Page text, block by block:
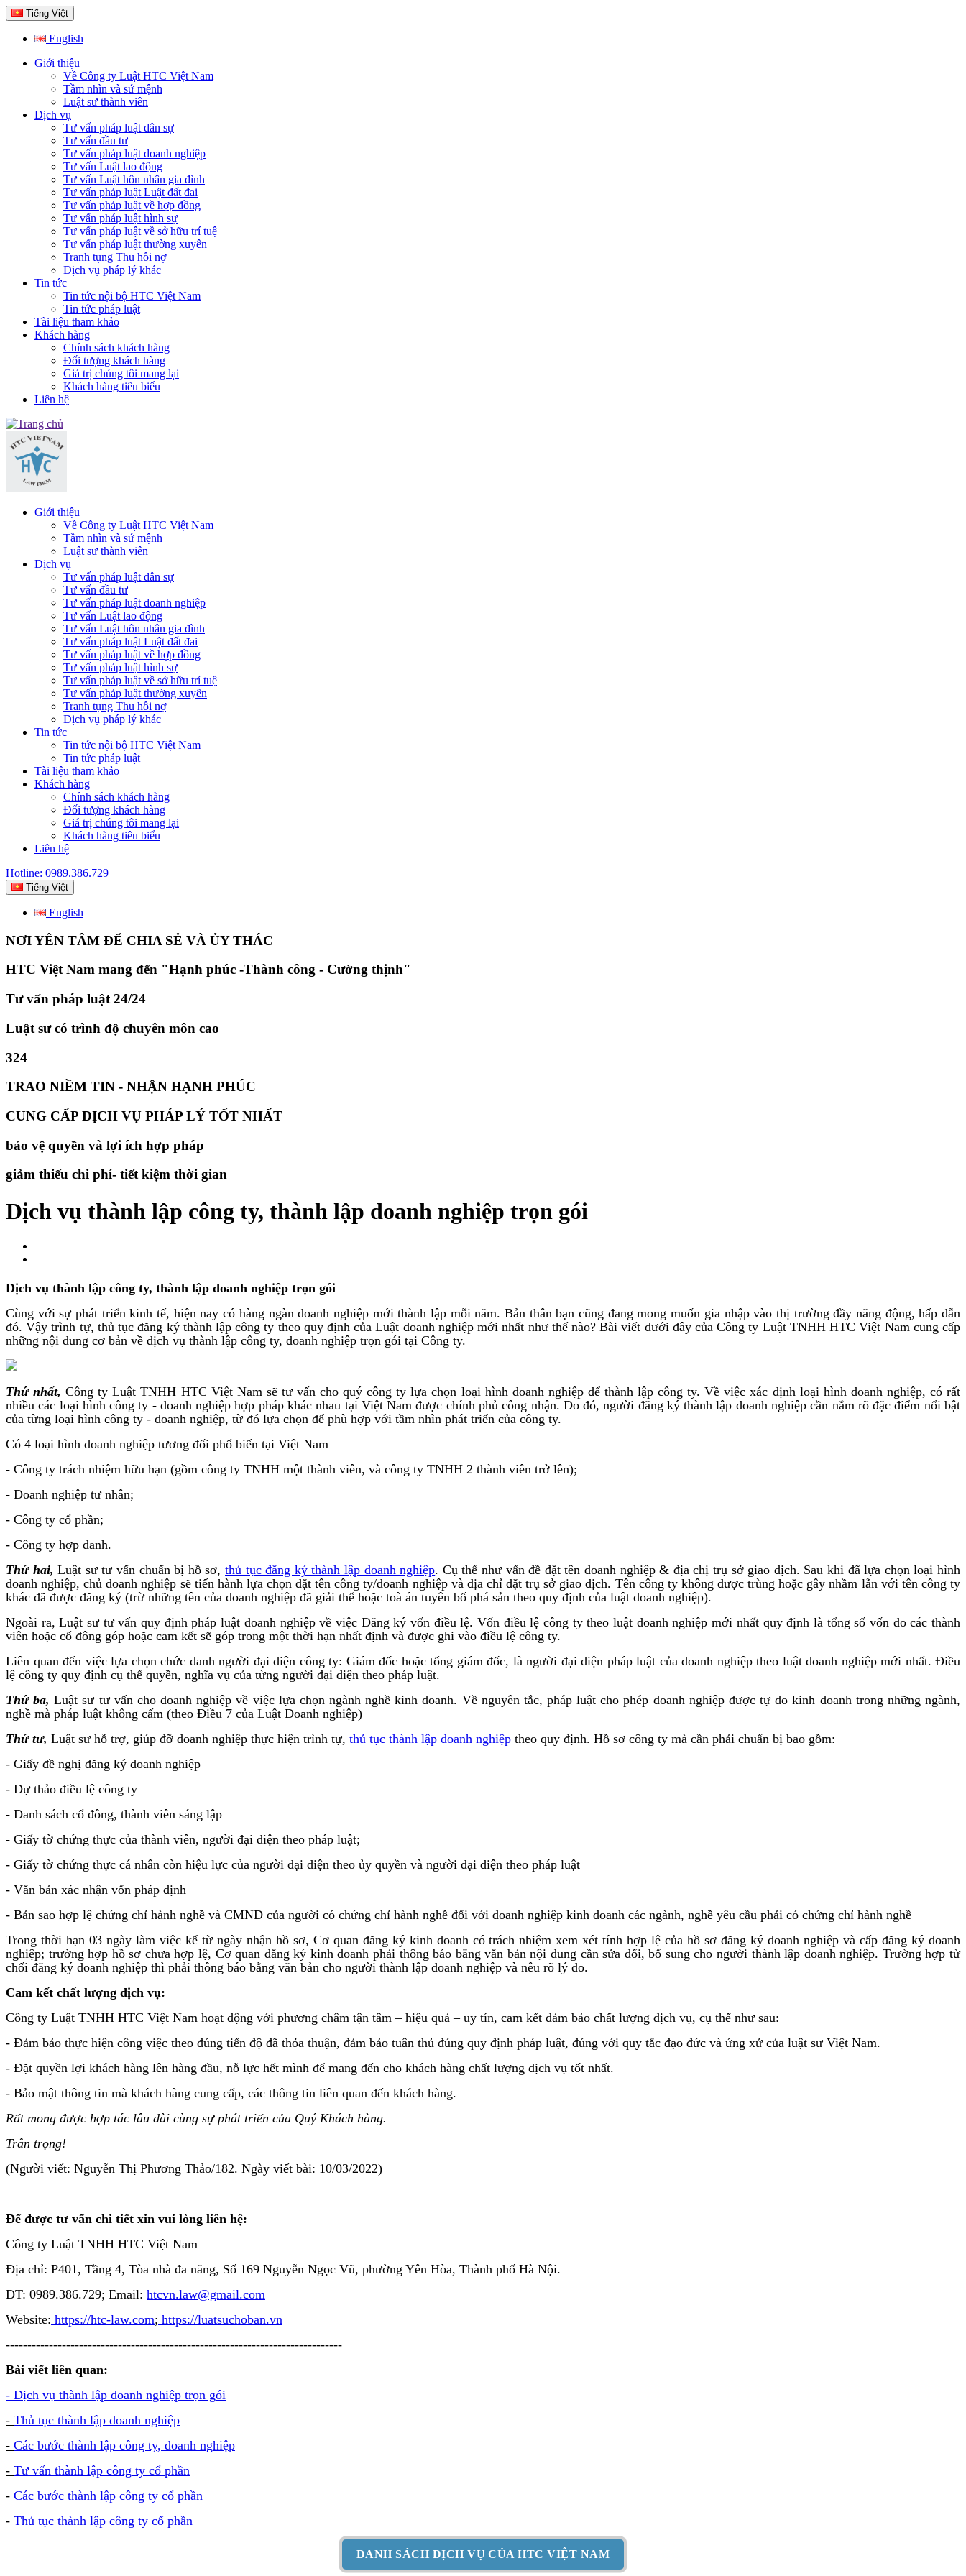
Tiếng Việt
English
Giới thiệu
Về Công ty Luật HTC Việt Nam
Tầm nhìn và sứ mệnh
Luật sư thành viên
Dịch vụ
Tư vấn pháp luật dân sự
Tư vấn đầu tư
Tư vấn pháp luật doanh nghiệp
Tư vấn Luật lao động
Tư vấn Luật hôn nhân gia đình
Tư vấn pháp luật Luật đất đai
Tư vấn pháp luật về hợp đồng
Tư vấn pháp luật hình sự
Tư vấn pháp luật về sở hữu trí tuệ
Tư vấn pháp luật thường xuyên
Tranh tụng Thu hồi nợ
Dịch vụ pháp lý khác
Tin tức
Tin tức nội bộ HTC Việt Nam
Tin tức pháp luật
Tài liệu tham khảo
Khách hàng
Chính sách khách hàng
Đối tượng khách hàng
Giá trị chúng tôi mang lại
Khách hàng tiêu biểu
Liên hệ
Giới thiệu
Về Công ty Luật HTC Việt Nam
Tầm nhìn và sứ mệnh
Luật sư thành viên
Dịch vụ
Tư vấn pháp luật dân sự
Tư vấn đầu tư
Tư vấn pháp luật doanh nghiệp
Tư vấn Luật lao động
Tư vấn Luật hôn nhân gia đình
Tư vấn pháp luật Luật đất đai
Tư vấn pháp luật về hợp đồng
Tư vấn pháp luật hình sự
Tư vấn pháp luật về sở hữu trí tuệ
Tư vấn pháp luật thường xuyên
Tranh tụng Thu hồi nợ
Dịch vụ pháp lý khác
Tin tức
Tin tức nội bộ HTC Việt Nam
Tin tức pháp luật
Tài liệu tham khảo
Khách hàng
Chính sách khách hàng
Đối tượng khách hàng
Giá trị chúng tôi mang lại
Khách hàng tiêu biểu
Liên hệ
Hotline: 0989.386.729
Tiếng Việt
English
NƠI YÊN TÂM ĐỂ CHIA SẺ VÀ ỦY THÁC
HTC Việt Nam mang đến "Hạnh phúc -Thành công - Cường thịnh"
Tư vấn pháp luật 24/24
Luật sư có trình độ chuyên môn cao
324
TRAO NIỀM TIN - NHẬN HẠNH PHÚC
CUNG CẤP DỊCH VỤ PHÁP LÝ TỐT NHẤT
bảo vệ quyền và lợi ích hợp pháp
giảm thiếu chi phí- tiết kiệm thời gian
Dịch vụ thành lập công ty, thành lập doanh nghiệp trọn gói
Dịch vụ thành lập công ty, thành lập doanh nghiệp trọn gói
Cùng với sự phát triển kinh tế, hiện nay có hàng ngàn doanh nghiệp mới thành lập mỗi năm. Bản thân bạn cũng đang mong muốn gia nhập vào thị trường đầy năng động, hấp dẫn
đó. Vậy trình tự, thủ tục đăng ký thành lập công ty theo quy định của Luật doanh nghiệp mới nhất như thế nào? Bài viết dưới đây của Công ty Luật TNHH HTC Việt Nam cung cấp
những nội dung cơ bản về dịch vụ thành lập công ty, doanh nghiệp trọn gói tại Công ty.
Thứ nhất, Công ty Luật TNHH HTC Việt Nam sẽ tư vấn cho quý công ty lựa chọn loại hình doanh nghiệp để thành lập công ty. Về việc xác định loại hình doanh nghiệp, có rất
nhiều các loại hình công ty - doanh nghiệp hợp pháp khác nhau tại Việt Nam được chính phủ công nhận. Do đó, người đăng ký thành lập doanh nghiệp cần nắm rõ đặc điểm nổi bật
của từng loại hình công ty - doanh nghiệp, từ đó lựa chọn để phù hợp với tầm nhìn phát triển của công ty.
Có 4 loại hình doanh nghiệp tương đối phổ biến tại Việt Nam
- Công ty trách nhiệm hữu hạn (gồm công ty TNHH một thành viên, và công ty TNHH 2 thành viên trở lên);
- Doanh nghiệp tư nhân;
- Công ty cổ phần;
- Công ty hợp danh.
Thứ hai, Luật sư tư vấn chuẩn bị hồ sơ,thủ tục đăng ký thành lập doanh nghiệp. Cụ thể như vấn đề đặt tên doanh nghiệp & địa chị trụ sở giao dịch. Sau khi đã lựa chọn loại hình
doanh nghiệp, chủ doanh nghiệp sẽ tiến hành lựa chọn đặt tên công ty/doanh nghiệp và địa chỉ đặt trụ sở giao dịch. Tên công ty không được trùng hoặc gây nhầm lẫn với tên công ty
khác đã được đăng ký (trừ những tên của doanh nghiệp đã giải thể hoặc toà án tuyên bố phá sản theo quy định của luật doanh nghiệp).
Ngoài ra, Luật sư tư vấn quy định pháp luật doanh nghiệp về việc Đăng ký vốn điều lệ. Vốn điều lệ công ty theo luật doanh nghiệp mới nhất quy định là tổng số vốn do các thành
viên hoặc cổ đông góp hoặc cam kết sẽ góp trong một thời hạn nhất định và được ghi vào điều lệ công ty.
Liên quan đến việc lựa chọn chức danh người đại diện công ty: Giám đốc hoặc tổng giám đốc, là người đại diện pháp luật của doanh nghiệp theo luật doanh nghiệp mới nhất. Điều
lệ công ty quy định cụ thể quyền, nghĩa vụ của từng người đại diện theo pháp luật.
Thứ ba,Luật sư tư vấn cho doanh nghiệp về việc lựa chọn ngành nghề kinh doanh. Về nguyên tắc, pháp luật cho phép doanh nghiệp được tự do kinh doanh trong những ngành,
nghề mà pháp luật không cấm (theo Điều 7 của Luật Doanh nghiệp)
Thứ tư, Luật sư hỗ trợ, giúp đỡ doanh nghiệp thực hiện trình tự, thủ tục thành lập doanh nghiệp theo quy định. Hồ sơ công ty mà cần phải chuẩn bị bao gồm:
- Giấy đề nghị đăng ký doanh nghiệp
- Dự thảo điều lệ công ty
- Danh sách cổ đông, thành viên sáng lập
- Giấy tờ chứng thực của thành viên, người đại diện theo pháp luật;
- Giấy tờ chứng thực cá nhân còn hiệu lực của người đại diện theo ủy quyền và người đại diện theo pháp luật
- Văn bản xác nhận vốn pháp định
- Bản sao hợp lệ chứng chỉ hành nghề và CMND của người có chứng chỉ hành nghề đối với doanh nghiệp kinh doanh các ngành, nghề yêu cầu phải có chứng chỉ hành nghề
Trong thời hạn 03 ngày làm việc kể từ ngày nhận hồ sơ, Cơ quan đăng ký kinh doanh có trách nhiệm xem xét tính hợp lệ của hồ sơ đăng ký doanh nghiệp và cấp đăng ký doanh
nghiệp; trường hợp hồ sơ chưa hợp lệ, Cơ quan đăng ký kinh doanh phải thông báo bằng văn bản nội dung cần sửa đổi, bổ sung cho người thành lập doanh nghiệp. Trường hợp từ
chối đăng ký doanh nghiệp thì phải thông báo bằng văn bản cho người thành lập doanh nghiệp và nêu rõ lý do.
Cam kết chất lượng dịch vụ:
Công ty Luật TNHH HTC Việt Nam hoạt động với phương châm tận tâm – hiệu quả – uy tín, cam kết đảm bảo chất lượng dịch vụ, cụ thể như sau:
- Đảm bảo thực hiện công việc theo đúng tiến độ đã thỏa thuận, đảm bảo tuân thủ đúng quy định pháp luật, đúng với quy tắc đạo đức và ứng xử của luật sư Việt Nam.
- Đặt quyền lợi khách hàng lên hàng đầu, nỗ lực hết mình để mang đến cho khách hàng chất lượng dịch vụ tốt nhất.
- Bảo mật thông tin mà khách hàng cung cấp, các thông tin liên quan đến khách hàng.
Rất mong được hợp tác lâu dài cùng sự phát triển của Quý Khách hàng.
Trân trọng!
(Người viết: Nguyễn Thị Phương Thảo/182. Ngày viết bài: 10/03/2022)
Để được tư vấn chi tiết xin vui lòng liên hệ:
Công ty Luật TNHH HTC Việt Nam
Địa chỉ: P401, Tầng 4, Tòa nhà đa năng, Số 169 Nguyễn Ngọc Vũ, phường Yên Hòa, Thành phố Hà Nội.
ĐT: 0989.386.729; Email: htcvn.law@gmail.com
Website: https://htc-law.com; https://luatsuchoban.vn
------------------------------------------------------------------------------
Bài viết liên quan:
- Dịch vụ thành lập doanh nghiệp trọn gói
- Thủ tục thành lập doanh nghiệp
- Các bước thành lập công ty, doanh nghiệp
- Tư vấn thành lập công ty cổ phần
- Các bước thành lập công ty cổ phần
- Thủ tục thành lập công ty cổ phần
DANH SÁCH DỊCH VỤ CỦA HTC VIỆT NAM